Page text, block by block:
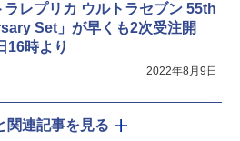
ラレプリカ ウルトラセブン 55th
Set」が早くも2次受注開
16時より
2022年8月9日
関連記事を見る